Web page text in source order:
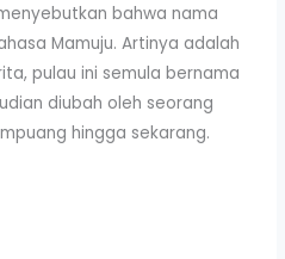
bahwa nama
Mamuju. Artinya adalah
pulau ini semula bernama
diubah oleh seorang
hingga sekarang.